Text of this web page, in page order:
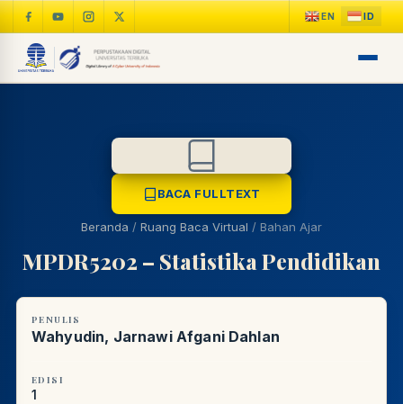
BACA FULLTEXT
Beranda / Ruang Baca Virtual / Bahan Ajar
MPDR5202 – Statistika Pendidikan
PENULIS
Wahyudin, Jarnawi Afgani Dahlan
EDISI
1
LIB
LIBRARY NAVIGASI AKSES Online